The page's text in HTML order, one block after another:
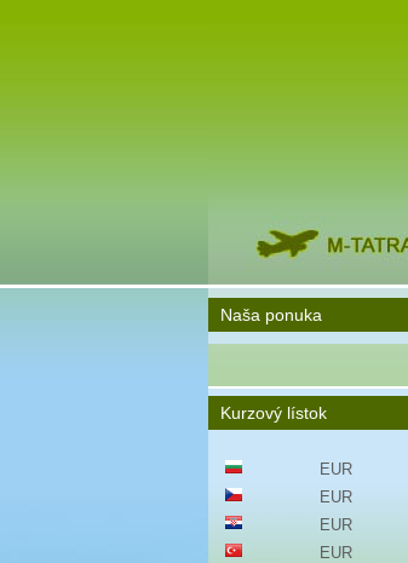
Naša ponuka
Kurzový lístok
EUR
EUR
EUR
EUR